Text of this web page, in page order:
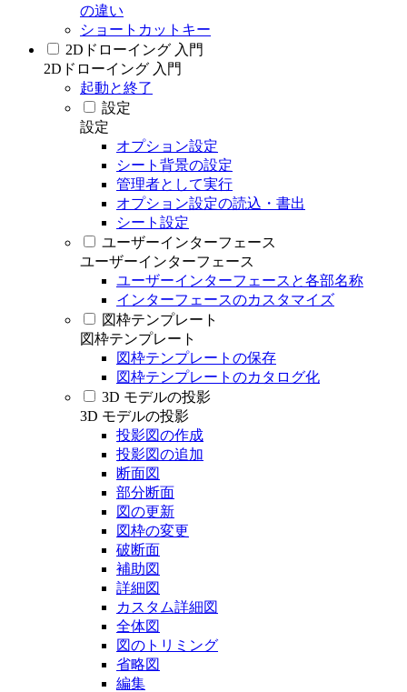
の違い
ショートカットキー
2Dドローイング 入門
2Dドローイング 入門
起動と終了
設定
設定
オプション設定
シート背景の設定
管理者として実行
オプション設定の読込・書出
シート設定
ユーザーインターフェース
ユーザーインターフェース
ユーザーインターフェースと各部名称
インターフェースのカスタマイズ
図枠テンプレート
図枠テンプレート
図枠テンプレートの保存
図枠テンプレートのカタログ化
3D モデルの投影
3D モデルの投影
投影図の作成
投影図の追加
断面図
部分断面
図の更新
図枠の変更
破断面
補助図
詳細図
カスタム詳細図
全体図
図のトリミング
省略図
編集